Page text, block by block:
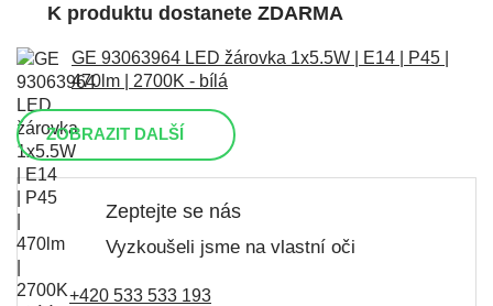
K produktu dostanete ZDARMA
GE 93063964 LED žárovka 1x5.5W | E14 | P45 |
470lm | 2700K - bílá
ZOBRAZIT DALŠÍ
Zeptejte se nás
Vyzkoušeli jsme na vlastní oči
+420 533 533 193